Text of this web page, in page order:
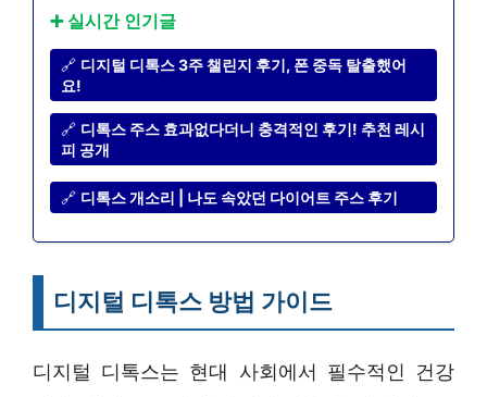
➕ 실시간 인기글
🔗 디지털 디톡스 3주 챌린지 후기, 폰 중독 탈출했어
요!
🔗 디톡스 주스 효과없다더니 충격적인 후기! 추천 레시
피 공개
🔗 디톡스 개소리 | 나도 속았던 다이어트 주스 후기
디지털 디톡스 방법 가이드
디지털 디톡스는 현대 사회에서 필수적인 건강